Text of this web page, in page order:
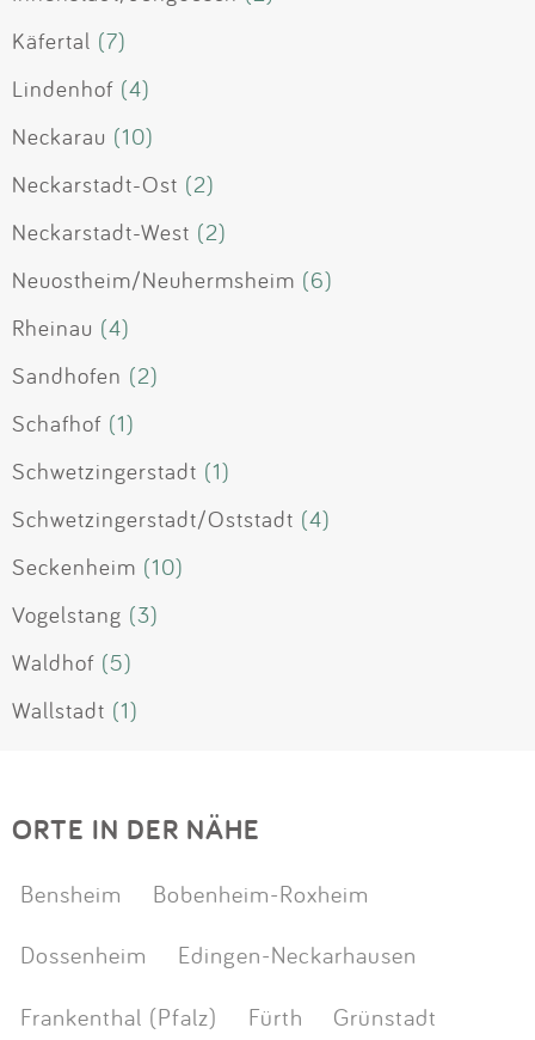
Käfertal (7)
Lindenhof (4)
Neckarau (10)
Neckarstadt-Ost (2)
Neckarstadt-West (2)
Neuostheim/Neuhermsheim (6)
Rheinau (4)
Sandhofen (2)
Schafhof (1)
Schwetzingerstadt (1)
Schwetzingerstadt/Oststadt (4)
Seckenheim (10)
Vogelstang (3)
Waldhof (5)
Wallstadt (1)
ORTE IN DER NÄHE
Bensheim
Bobenheim-Roxheim
Dossenheim
Edingen-Neckarhausen
Frankenthal (Pfalz)
Fürth Grünstadt